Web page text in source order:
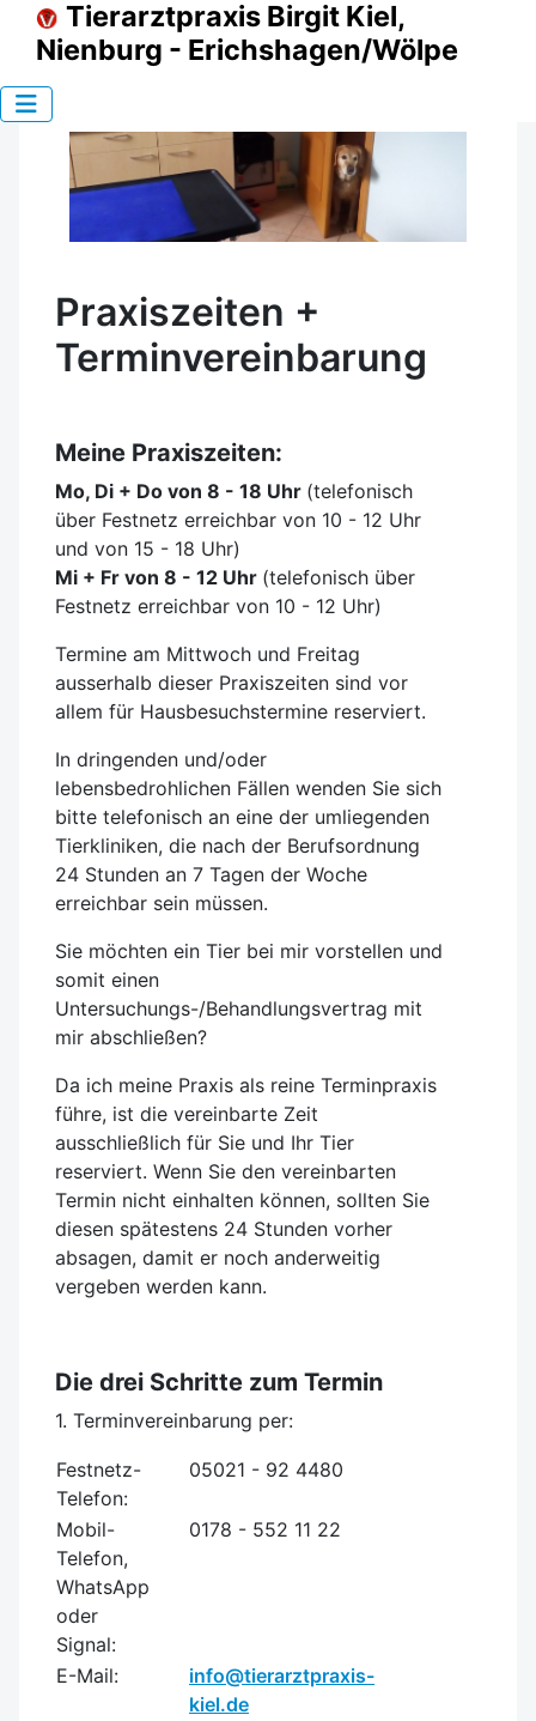
Tierarztpraxis Birgit Kiel,
Nienburg - Erichshagen/Wölpe
Praxiszeiten +
Terminvereinbarung
Meine Praxiszeiten:
Mo, Di + Do von 8 - 18 Uhr (telefonisch
über Festnetz erreichbar von 10 - 12 Uhr
und von 15 - 18 Uhr)
Mi + Fr von 8 - 12 Uhr (telefonisch über
Festnetz erreichbar von 10 - 12 Uhr)
Termine am Mittwoch und Freitag
ausserhalb dieser Praxiszeiten sind vor
allem für Hausbesuchstermine reserviert.
In dringenden und/oder
lebensbedrohlichen Fällen wenden Sie sich
bitte telefonisch an eine der umliegenden
Tierkliniken, die nach der Berufsordnung
24 Stunden an 7 Tagen der Woche
erreichbar sein müssen.
Sie möchten ein Tier bei mir vorstellen und
somit einen
Untersuchungs-/Behandlungsvertrag mit
mir abschließen?
Da ich meine Praxis als reine Terminpraxis
führe, ist die vereinbarte Zeit
ausschließlich für Sie und Ihr Tier
reserviert. Wenn Sie den vereinbarten
Termin nicht einhalten können, sollten Sie
diesen spätestens 24 Stunden vorher
absagen, damit er noch anderweitig
vergeben werden kann.
Die drei Schritte zum Termin
1. Terminvereinbarung per:
Festnetz-
Telefon:
05021 - 92 4480
Mobil-
Telefon,
WhatsApp
oder
Signal:
0178 - 552 11 22
E-Mail:
info@tierarztpraxis-
kiel.de